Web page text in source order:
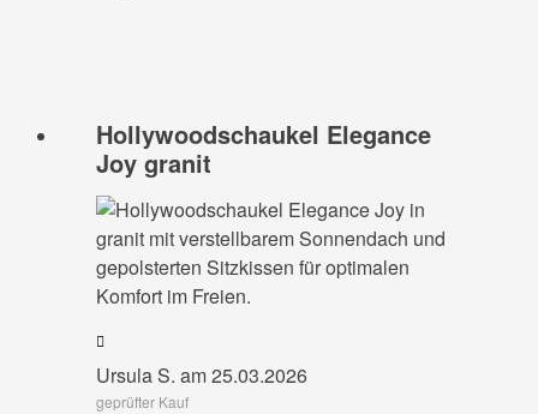
Hollywoodschaukel Elegance
Joy granit
Ursula S. am 25.03.2026
geprüfter Kauf